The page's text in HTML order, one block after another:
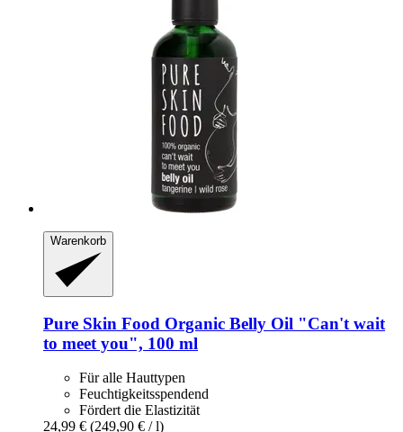
Warenkorb
Pure Skin Food Organic Belly Oil "Can't wait
to meet you", 100 ml
Für alle Hauttypen
Feuchtigkeitsspendend
Fördert die Elastizität
24,99 € (249,90 € / l)